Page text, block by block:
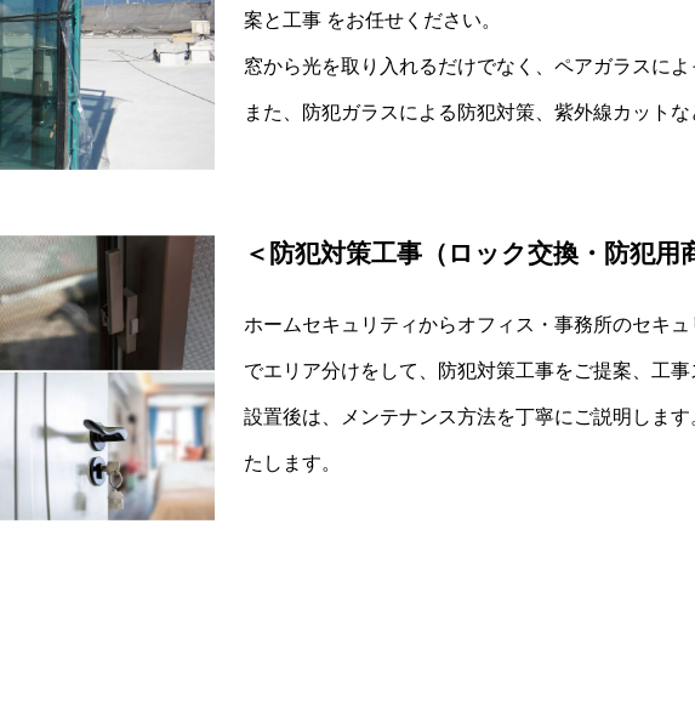
案と工事 をお任せください。
窓から光を取り入れるだけでなく、ペアガラスに
また、防犯ガラスによる防犯対策、紫外線カット
＜防犯対策工事（ロック交換・防犯用
ホームセキュリティからオフィス・事務所のセキ
でエリア分けをして、防犯対策工事をご提案、工事
設置後は、メンテナンス方法を丁寧にご説明しま
たします。